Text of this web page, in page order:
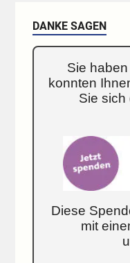
DANKE SAGEN
Sie
konnten
Sie sich
Diese
mit